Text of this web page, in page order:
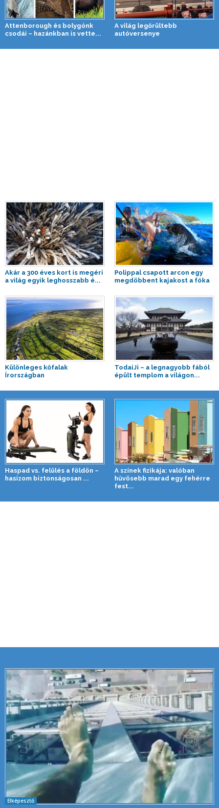
Attenborough és bolygónk
csodái – hazánkban is vette...
A világ legőrültebb
autóversenye
Akár a 300 éves kort is megéri
a világ egyik leghosszabb é...
Polippal csapott arcon egy
megdöbbent kajakost a fóka
Különleges kőfalak
Írországban
TodaiJi – a legnagyobb fából
épült templom a világon...
Haspad vs. felülés a földön –
hasizom biztonságosan ...
A színek fizikája: valóban
hűvösebb marad egy fehérre
fest...
Elképesztő